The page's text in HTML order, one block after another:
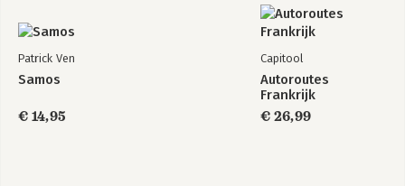
Patrick Ven
Samos
€ 14,95
Capitool
Autoroutes
Frankrijk
€ 26,99